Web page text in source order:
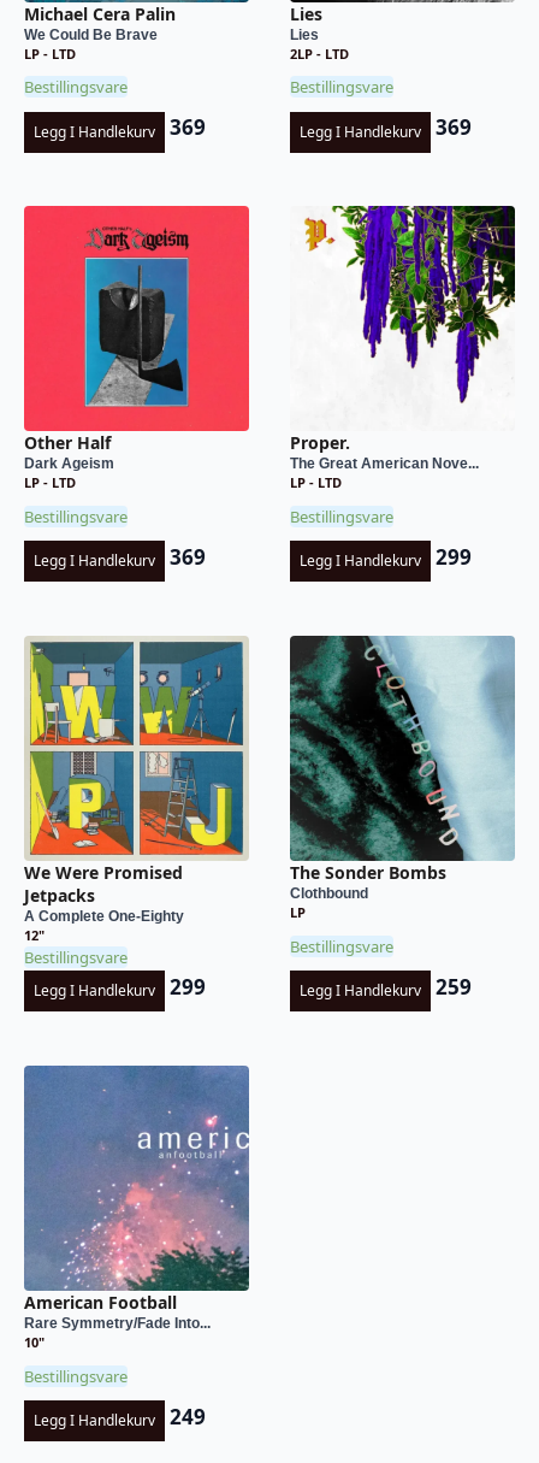
Michael Cera Palin
We Could Be Brave
LP - LTD
Bestillingsvare
Legg I Handlekurv 369
Lies
Lies
2LP - LTD
Bestillingsvare
Legg I Handlekurv 369
Other Half
Dark Ageism
LP - LTD
Bestillingsvare
Legg I Handlekurv 369
Proper.
The Great American Nove...
LP - LTD
Bestillingsvare
Legg I Handlekurv 299
We Were Promised
Jetpacks
A Complete One-Eighty
12"
Bestillingsvare
Legg I Handlekurv 299
The Sonder Bombs
Clothbound
LP
Bestillingsvare
Legg I Handlekurv 259
American Football
Rare Symmetry/Fade Into...
10"
Bestillingsvare
Legg I Handlekurv 249